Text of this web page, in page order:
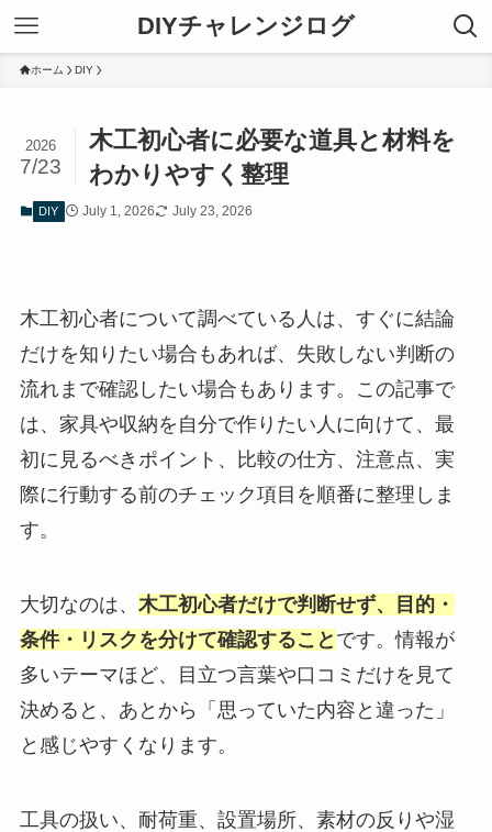
DIYチャレンジログ
ホーム DIY
木工初心者に必要な道具と材料を
わかりやすく整理
2026
7/23
DIY July 1, 2026 July 23, 2026
木工初心者について調べている人は、すぐに結論
だけを知りたい場合もあれば、失敗しない判断の
流れまで確認したい場合もあります。この記事で
は、家具や収納を自分で作りたい人に向けて、最
初に見るべきポイント、比較の仕方、注意点、実
際に行動する前のチェック項目を順番に整理しま
す。
大切なのは、 木工初心者だけで判断せず、目的・
条件・リスクを分けて確認すること です。情報が
多いテーマほど、目立つ言葉や口コミだけを見て
決めると、あとから「思っていた内容と違った」
と感じやすくなります。
工具の扱い、耐荷重、設置場所、素材の反りや湿